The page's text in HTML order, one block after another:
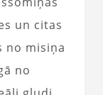
un citas
no misiņa
no